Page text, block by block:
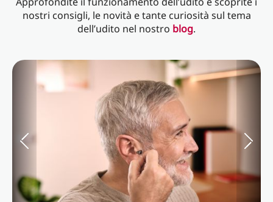
nostri consigli, le novità e tante curiosità sul tema
dell’udito nel nostro blog.